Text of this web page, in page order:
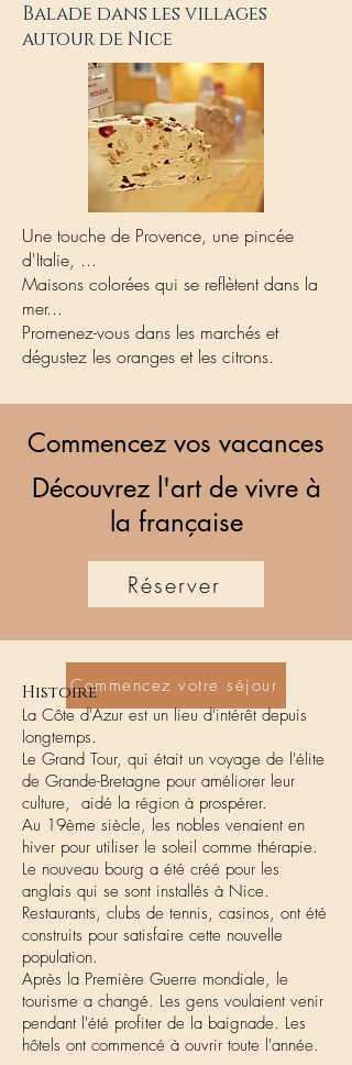
Balade dans les villages
autour de Nice
Une touche de Provence, une pincée
d'Italie, ...
Maisons colorées qui se reflètent dans la
mer...
Promenez-vous dans les marchés et
dégustez les oranges et les citrons.
Commencez vos vacances
Découvrez l'art de vivre à
la française
Réserver
Commencez votre séjour
Histoire
La Côte d'Azur est un lieu d'intérêt depuis
longtemps.
Le Grand Tour, qui était un voyage de l'élite
de Grande-Bretagne pour améliorer leur
culture, aidé la région à prospérer.
Au 19ème siècle, les nobles venaient en
hiver pour utiliser le soleil comme thérapie.
Le nouveau bourg a été créé pour les
anglais qui se sont installés à Nice.
Restaurants, clubs de tennis, casinos, ont été
construits pour satisfaire cette nouvelle
population.
Après la Première Guerre mondiale, le
tourisme a changé. Les gens voulaient venir
pendant l'été profiter de la baignade. Les
hôtels ont commencé à ouvrir toute l'année.